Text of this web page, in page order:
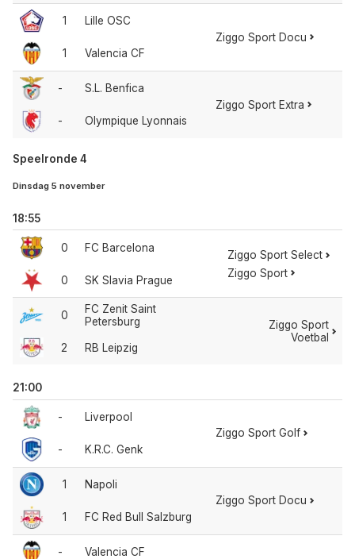
1
1
Lille OSC
Valencia CF
Ziggo Sport Docu
-
-
S.L. Benfica
Olympique Lyonnais
Ziggo Sport Extra
Speelronde 4
Dinsdag 5 november
18:55
0
0
FC Barcelona
SK Slavia Prague
Ziggo Sport Select
Ziggo Sport
0
2
FC Zenit Saint
Petersburg
RB Leipzig
Ziggo Sport
Voetbal
21:00
-
-
Liverpool
K.R.C. Genk
Ziggo Sport Golf
1
1
Napoli
FC Red Bull Salzburg
Ziggo Sport Docu
- Valencia CF